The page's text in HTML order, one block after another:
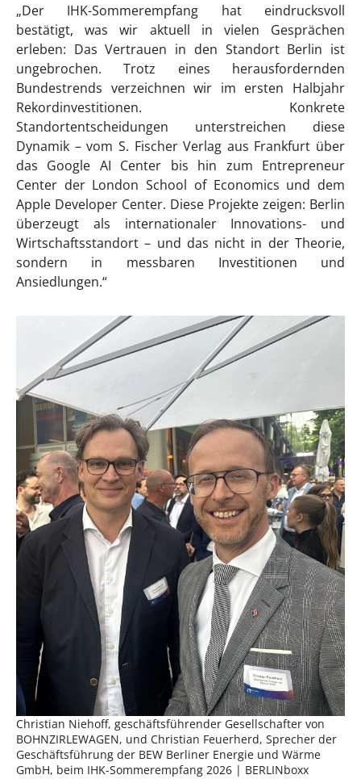
„Der IHK-Sommerempfang hat eindrucksvoll
bestätigt, was wir aktuell in vielen Gesprächen
erleben: Das Vertrauen in den Standort Berlin ist
ungebrochen. Trotz eines herausfordernden
Bundestrends verzeichnen wir im ersten Halbjahr
Rekordinvestitionen. Konkrete
Standortentscheidungen unterstreichen diese
Dynamik – vom S. Fischer Verlag aus Frankfurt über
das Google AI Center bis hin zum Entrepreneur
Center der London School of Economics und dem
Apple Developer Center. Diese Projekte zeigen: Berlin
überzeugt als internationaler Innovations- und
Wirtschaftsstandort – und das nicht in der Theorie,
sondern in messbaren Investitionen und
Ansiedlungen.“
Christian Niehoff, geschäftsführender Gesellschafter von
BOHNZIRLEWAGEN, und Christian Feuerherd, Sprecher der
Geschäftsführung der BEW Berliner Energie und Wärme
GmbH, beim IHK-Sommerempfang 2026 | BERLINboxx